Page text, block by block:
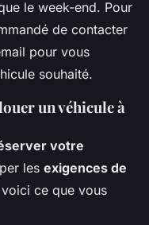
le week-end. Pour
de contacter
pour vous
souhaité.
un véhicule à
votre
les exigences de
ce que vous